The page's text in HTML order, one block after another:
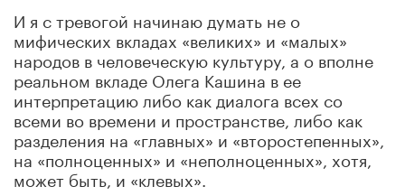
И я с тревогой начинаю думать не о
мифических вкладах «великих» и «малых»
народов в человеческую культуру, а о вполне
реальном вкладе Олега Кашина в ее
интерпретацию либо как диалога всех со
всеми во времени и пространстве, либо как
разделения на «главных» и «второстепенных»,
на «полноценных» и «неполноценных», хотя,
может быть, и «клевых».